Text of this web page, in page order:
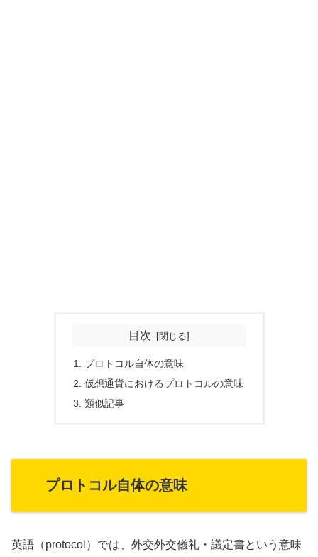
目次
プロトコル自体の意味
仮想通貨におけるプロトコルの意味
類似記事
プロトコル自体の意味
英語（protocol）では、外交外交儀礼・議定書という意味